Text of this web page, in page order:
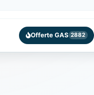
Offerte GAS 2882